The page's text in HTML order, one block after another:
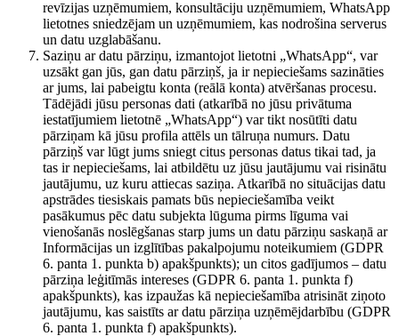
revīzijas uzņēmumiem, konsultāciju uzņēmumiem, WhatsApp
lietotnes sniedzējam un uzņēmumiem, kas nodrošina serverus
un datu uzglabāšanu.
Saziņu ar datu pārziņu, izmantojot lietotni „WhatsApp“, var
uzsākt gan jūs, gan datu pārziņš, ja ir nepieciešams sazināties
ar jums, lai pabeigtu konta (reālā konta) atvēršanas procesu.
Tādējādi jūsu personas dati (atkarībā no jūsu privātuma
iestatījumiem lietotnē „WhatsApp“) var tikt nosūtīti datu
pārziņam kā jūsu profila attēls un tālruņa numurs. Datu
pārziņš var lūgt jums sniegt citus personas datus tikai tad, ja
tas ir nepieciešams, lai atbildētu uz jūsu jautājumu vai risinātu
jautājumu, uz kuru attiecas saziņa. Atkarībā no situācijas datu
apstrādes tiesiskais pamats būs nepieciešamība veikt
pasākumus pēc datu subjekta lūguma pirms līguma vai
vienošanās noslēgšanas starp jums un datu pārziņu saskaņā ar
Informācijas un izglītības pakalpojumu noteikumiem (GDPR
6. panta 1. punkta b) apakšpunkts); un citos gadījumos – datu
pārziņa leģitīmās intereses (GDPR 6. panta 1. punkta f)
apakšpunkts), kas izpaužas kā nepieciešamība atrisināt ziņoto
jautājumu, kas saistīts ar datu pārziņa uzņēmējdarbību (GDPR
6. panta 1. punkta f) apakšpunkts).